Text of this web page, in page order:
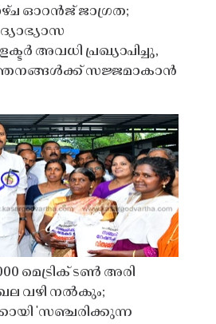
ഓറൻജ് ജാഗ്രത;
അവധി പ്രഖ്യാപിച്ചു,
സജ്ജമാകാൻ
മെട്രിക് ടൺ അരി
വഴി നൽകും;
'സഞ്ചരിക്കുന്ന